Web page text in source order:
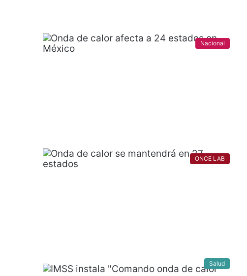
Nacional
ONCE LAB
Salud